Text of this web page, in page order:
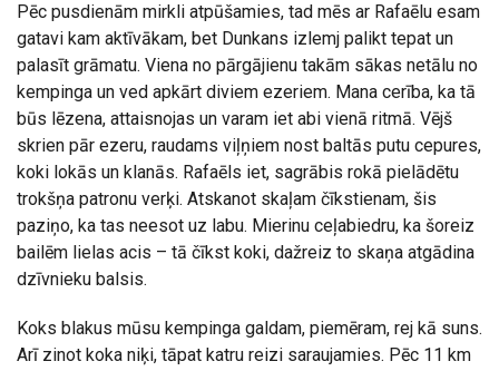
Pēc pusdienām mirkli atpūšamies, tad mēs ar Rafaēlu esam
gatavi kam aktīvākam, bet Dunkans izlemj palikt tepat un
palasīt grāmatu. Viena no pārgājienu takām sākas netālu no
kempinga un ved apkārt diviem ezeriem. Mana cerība, ka tā
būs lēzena, attaisnojas un varam iet abi vienā ritmā. Vējš
skrien pār ezeru, raudams viļņiem nost baltās putu cepures,
koki lokās un klanās. Rafaēls iet, sagrābis rokā pielādētu
trokšņa patronu verķi. Atskanot skaļam čīkstienam, šis
paziņo, ka tas neesot uz labu. Mierinu ceļabiedru, ka šoreiz
bailēm lielas acis – tā čīkst koki, dažreiz to skaņa atgādina
dzīvnieku balsis.
Koks blakus mūsu kempinga galdam, piemēram, rej kā suns.
Arī zinot koka niķi, tāpat katru reizi saraujamies. Pēc 11 km